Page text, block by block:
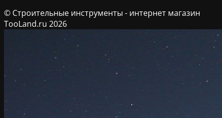
© Строительные инструменты - интернет магазин
TooLand.ru 2026